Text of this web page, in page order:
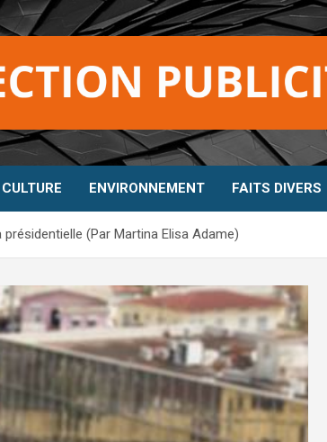
CULTURE ENVIRONNEMENT FAITS DIVERS
(Par Martina Elisa Adame)